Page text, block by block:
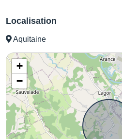
Localisation
Aquitaine
+
−